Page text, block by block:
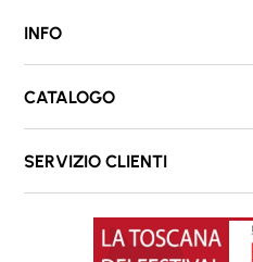
INFO
CATALOGO
SERVIZIO CLIENTI